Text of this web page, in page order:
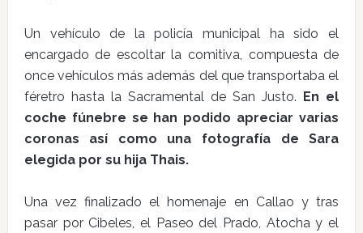
Un vehículo de la policía municipal ha sido el
encargado de escoltar la comitiva, compuesta de
once vehículos más además del que transportaba el
féretro hasta la Sacramental de San Justo. En el
coche fúnebre se han podido apreciar varias
coronas así como una fotografía de Sara
elegida por su hija Thais.
Una vez finalizado el homenaje en Callao y tras
pasar por Cibeles, el Paseo del Prado, Atocha y el